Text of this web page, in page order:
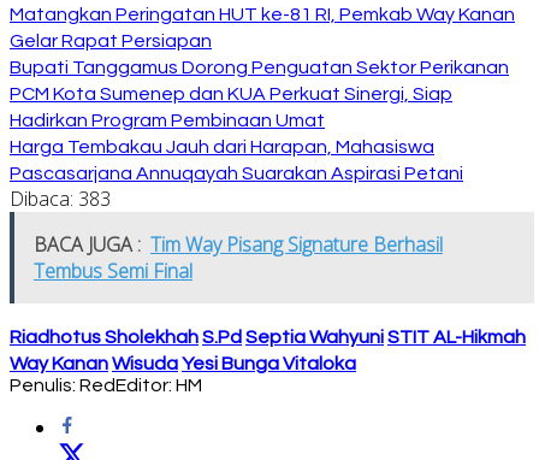
Matangkan Peringatan HUT ke-81 RI, Pemkab Way Kanan
Gelar Rapat Persiapan
Bupati Tanggamus Dorong Penguatan Sektor Perikanan
PCM Kota Sumenep dan KUA Perkuat Sinergi, Siap
Hadirkan Program Pembinaan Umat
Harga Tembakau Jauh dari Harapan, Mahasiswa
Pascasarjana Annuqayah Suarakan Aspirasi Petani
Dibaca: 383
BACA JUGA : Tim Way Pisang Signature Berhasil
Tembus Semi Final
Riadhotus SholekhahS.Pd Septia WahyuniSTIT AL-Hikmah
Way KananWisudaYesi Bunga Vitaloka
Penulis: RedEditor: HM